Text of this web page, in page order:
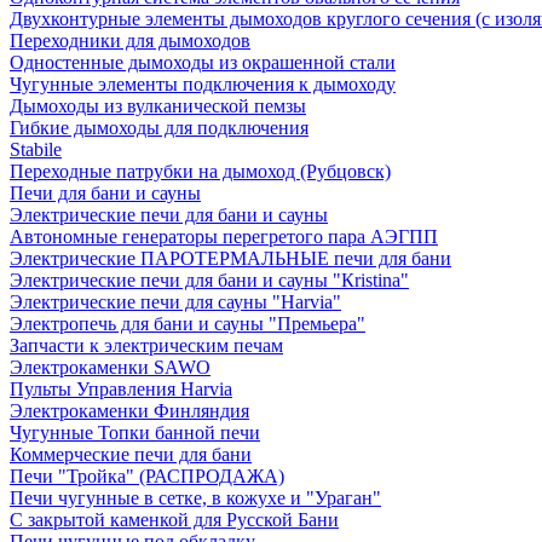
Двухконтурные элементы дымоходов круглого сечения (с
Переходники для дымоходов
Одностенные дымоходы из окрашенной стали
Чугунные элементы подключения к дымоходу
Дымоходы из вулканической пемзы
Гибкие дымоходы для подключения
Stabile
Переходные патрубки на дымоход (Рубцовск)
Печи для бани и сауны
Электрические печи для бани и сауны
Автономные генераторы перегретого пара АЭГПП
Электрические ПАРОТЕРМАЛЬНЫЕ печи для бани
Электрические печи для бани и сауны "Кristina"
Электрические печи для сауны "Harvia"
Электропечь для бани и сауны "Премьера"
Запчасти к электрическим печам
Электрокаменки SAWO
Пульты Управления Harvia
Электрокаменки Финляндия
Чугунные Топки банной печи
Коммерческие печи для бани
Печи "Тройка" (РАСПРОДАЖА)
Печи чугунные в сетке, в кожухе и "Ураган"
С закрытой каменкой для Русской Бани